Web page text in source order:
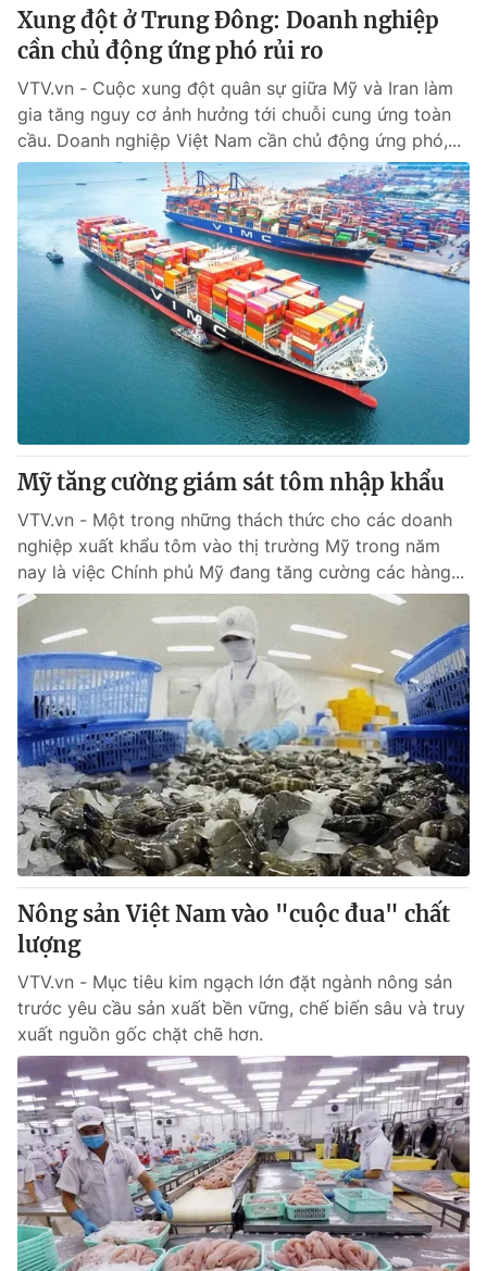
Xung đột ở Trung Đông: Doanh nghiệp
cần chủ động ứng phó rủi ro
VTV.vn - Cuộc xung đột quân sự giữa Mỹ và Iran làm
gia tăng nguy cơ ảnh hưởng tới chuỗi cung ứng toàn
cầu. Doanh nghiệp Việt Nam cần chủ động ứng phó,...
Mỹ tăng cường giám sát tôm nhập khẩu
VTV.vn - Một trong những thách thức cho các doanh
nghiệp xuất khẩu tôm vào thị trường Mỹ trong năm
nay là việc Chính phủ Mỹ đang tăng cường các hàng...
Nông sản Việt Nam vào "cuộc đua" chất
lượng
VTV.vn - Mục tiêu kim ngạch lớn đặt ngành nông sản
trước yêu cầu sản xuất bền vững, chế biến sâu và truy
xuất nguồn gốc chặt chẽ hơn.